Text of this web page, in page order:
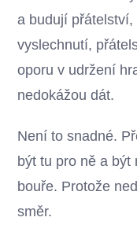
a budují
vyslechnutí,
oporu v udržení
nedokážou dát.
Není to snadné.
být tu pro ně a být
bouře. Protože
směr.